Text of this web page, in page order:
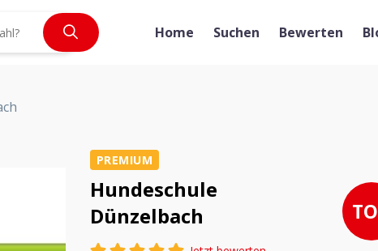
Home Suchen Bewerten
PREMIUM
Hundeschule
Dünzelbach